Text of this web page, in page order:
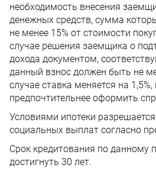
необходимость внесения
денежных средств, сумма
не менее 15% от стоимости
случае решения заемщика о
дохода документом,
данный взнос должен быть не
случае ставка меняется на
предпочтительнее оформить
Условиями ипотеки
социальных выплат согласно
Срок кредитования по данному
достигнуть 30 лет.